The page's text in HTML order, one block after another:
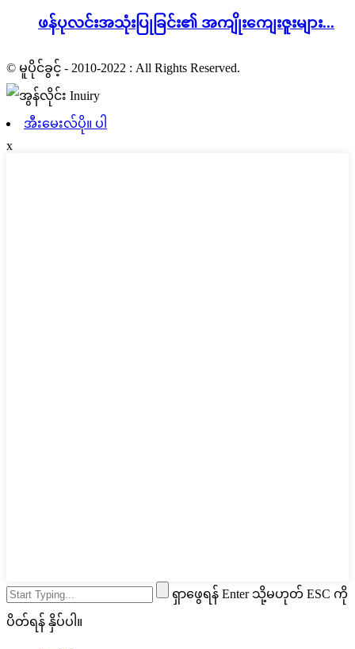
ဖန်ပုလင်းအသုံးပြုခြင်း၏ အကျိုးကျေးဇူးများ...
© မူပိုင်ခွင့် - 2010-2022 : All Rights Reserved.
အီးမေးလ်ပို။ ပါ
x
ရှာဖွေရန် Enter သို့မဟုတ် ESC ကို
ပိတ်ရန် နှိပ်ပါ။